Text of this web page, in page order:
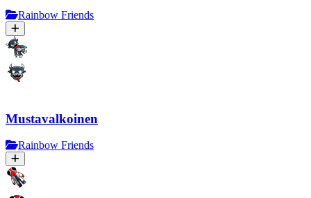
Rainbow Friends
Mustavalkoinen
Rainbow Friends